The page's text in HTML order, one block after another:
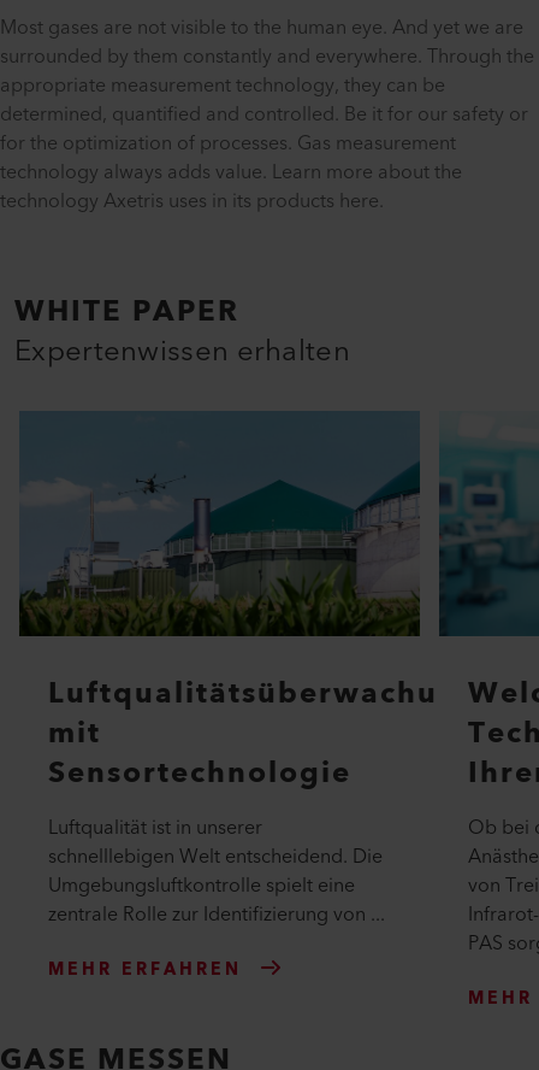
Most gases are not visible to the human eye. And yet we are
surrounded by them constantly and everywhere. Through the
appropriate measurement technology, they can be
determined, quantified and controlled. Be it for our safety or
for the optimization of processes. Gas measurement
technology always adds value. Learn more about the
technology Axetris uses in its products here.
WHITE PAPER
Expertenwissen erhalten
Luftqualitätsüberwachung
mit
Sensortechnologie
Luftqualität ist in unserer
schnelllebigen Welt entscheidend. Die
Umgebungsluftkontrolle spielt eine
zentrale Rolle zur Identifizierung von ...
MEHR ERFAHREN
Ob bei
von
PAS